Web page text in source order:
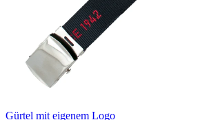
Gürtel mit eigenem Logo